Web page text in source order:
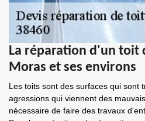
La réparation d'un toit
Moras et ses environs
Les toits sont des surfaces qui sont
agressions qui viennent des
nécessaire de faire des travaux